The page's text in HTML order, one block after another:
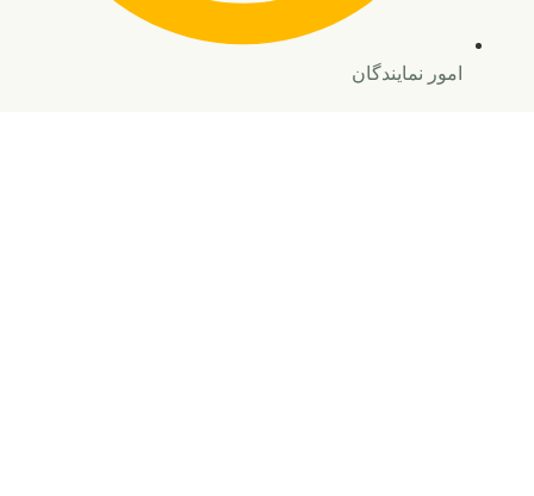
امور نمایندگان